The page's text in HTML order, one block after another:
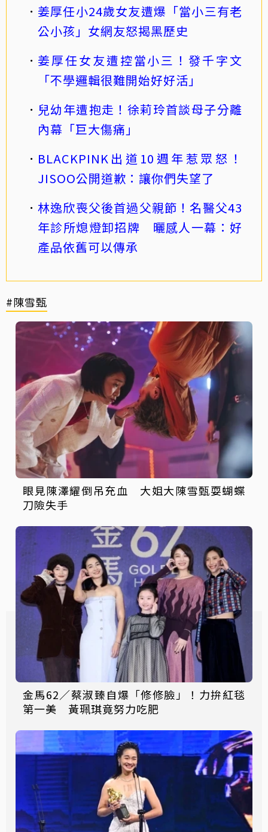
姜厚任小24歲女友遭爆「當小三有老
公小孩」女網友怒揭黑歷史
姜厚任女友遭控當小三！發千字文
「不學邏輯很難開始好好活」
兒幼年遭抱走！徐莉玲首談母子分離
內幕「巨大傷痛」
BLACKPINK出道10週年惹眾怒！
JISOO公開道歉：讓你們失望了
林逸欣喪父後首過父親節！名醫父43
年診所熄燈卸招牌 曬感人一幕：好
產品依舊可以傳承
#陳雪甄
眼見陳澤耀倒吊充血 大姐大陳雪甄耍蝴蝶
刀險失手
金馬62／蔡淑臻自爆「修修臉」！力拚紅毯
第一美 黃珮琪竟努力吃肥